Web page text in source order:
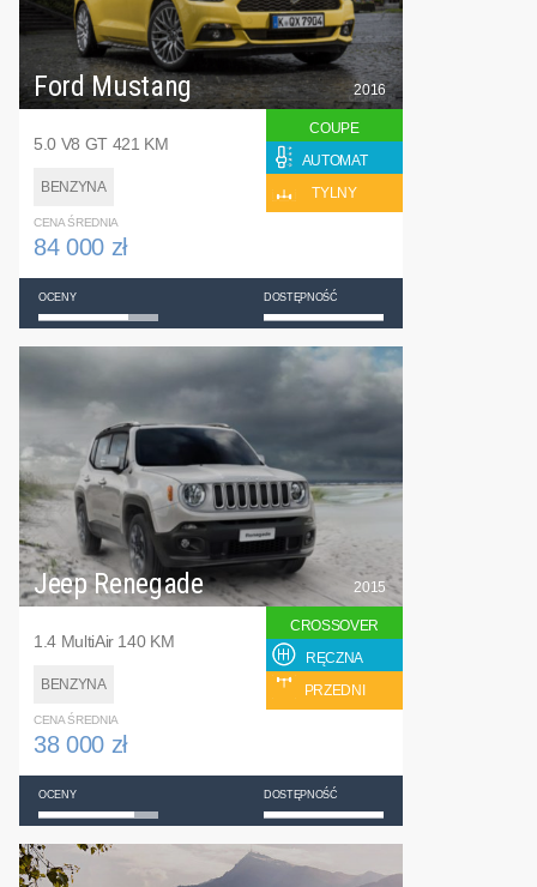
Ford Mustang
5.0 V8 GT 421 KM
BENZYNA
2016
COUPE
AUTOMAT
TYLNY
CENA ŚREDNIA
84 000 zł
OCENY DOSTĘPNOŚĆ
Jeep Renegade
1.4 MultiAir 140 KM
BENZYNA
2015
CROSSOVER
RĘCZNA
PRZEDNI
CENA ŚREDNIA
38 000 zł
OCENY DOSTĘPNOŚĆ